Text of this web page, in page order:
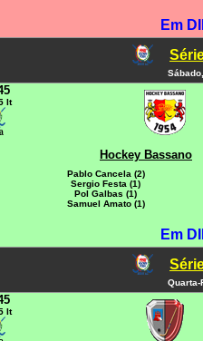
Em
It
Hockey Bassano
Pablo Cancela (2)
Sergio Festa (1)
Pol Galbas (1)
Samuel Amato (1)
Em
Quarta-
It